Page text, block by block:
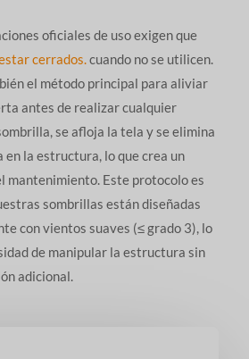
oficiales de uso exigen que
cerrados.cuando no se utilicen.
el método principal para aliviar
antes de realizar cualquier
se afloja la tela y se elimina
en la estructura, lo que crea un
mantenimiento. Este protocolo es
sombrillas están diseñadas
con vientos suaves (≤ grado 3), lo
de manipular la estructura sin
adicional.